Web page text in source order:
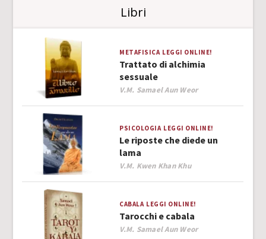
Libri
METAFISICA LEGGI ONLINE!
Trattato di alchimia
sessuale
Author
V.M. Samael Aun Weor
PSICOLOGIA LEGGI ONLINE!
Le riposte che diede un
lama
Author
V.M. Kwen Khan Khu
CABALA LEGGI ONLINE!
Tarocchi e cabala
Author
V.M. Samael Aun Weor